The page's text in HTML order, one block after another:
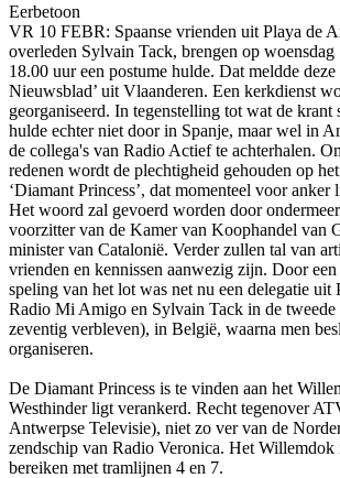
Eerbetoon
VR 10 FEBR: Spaanse vrienden uit Playa de
overleden Sylvain Tack, brengen op
18.00 uur een postume hulde. Dat meldde deze
Nieuwsblad’ uit Vlaanderen. Een kerkdienst
georganiseerd. In tegenstelling tot wat de krant
hulde echter niet door in Spanje, maar wel in
de collega's van Radio Actief te achterhalen.
redenen wordt de plechtigheid gehouden op
‘Diamant Princess’, dat momenteel voor
Het woord zal gevoerd worden door
voorzitter van de Kamer van Koophandel van
minister van Catalonië. Verder zullen tal van
vrienden en kennissen aanwezig zijn. Door
speling van het lot was net nu een delegatie uit
Radio Mi Amigo en Sylvain Tack in de tweede
zeventig verbleven), in België, waarna men
organiseren.
De Diamant Princess is te vinden aan het
Westhinder ligt verankerd. Recht tegenover
Antwerpse Televisie), niet zo ver van de
zendschip van Radio Veronica. Het
bereiken met tramlijnen 4 en 7.